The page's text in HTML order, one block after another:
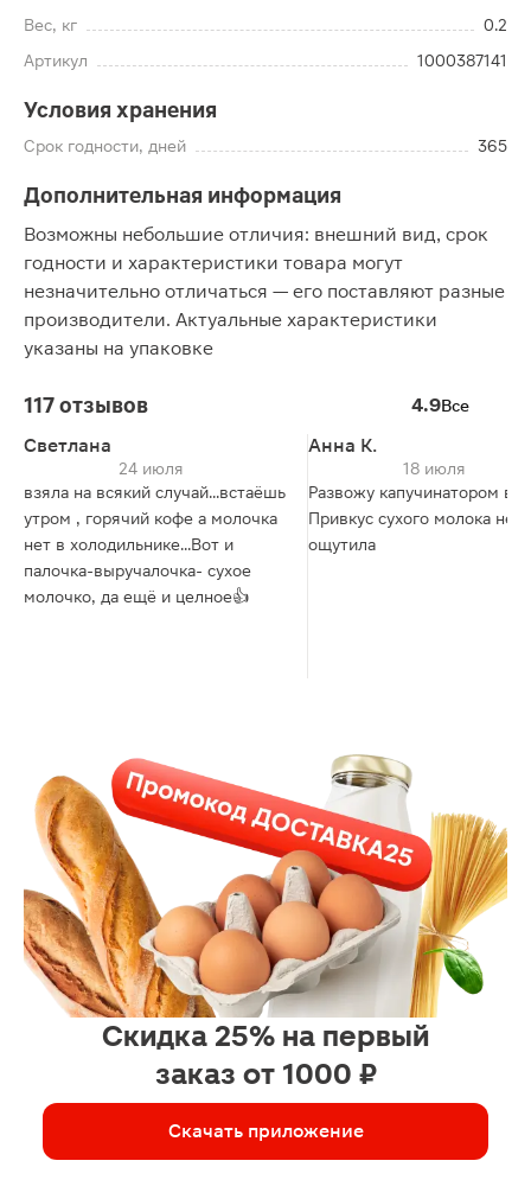
Вес, кг
0.2
Артикул
1000387141
Условия хранения
Срок годности, дней 365
Дополнительная информация
Возможны небольшие отличия: внешний вид, срок
годности и характеристики товара могут
незначительно отличаться — его поставляют разные
производители. Актуальные характеристики
указаны на упаковке
117 отзывов 4.9Все
Светлана
24 июля
взяла на всякий случай...встаёшь
утром , горячий кофе а молочка
нет в холодильнике...Вот и
палочка-выручалочка- сухое
молочко, да ещё и целное👍
Анна К.
18 июля
Развожу капучинатором в
Привкус сухого молока не
ощутила
Скидка 25% на первый
заказ от 1000 ₽
Скачать приложение